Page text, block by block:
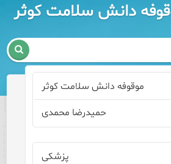
دانش سلامت کوثر

موقوفه دانش سلامت کوثر
حمیدرضا محمدی
پزشکی